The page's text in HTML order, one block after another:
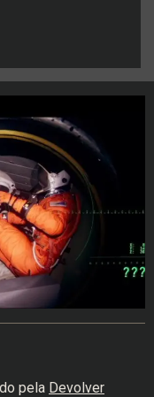
pela Devolver